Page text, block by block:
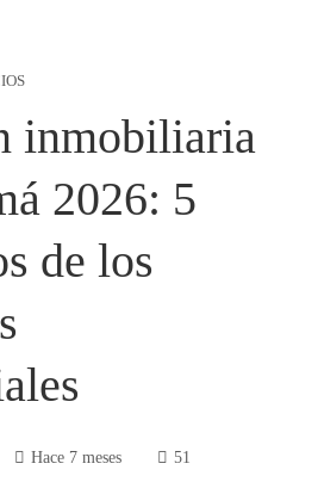
inmobiliaria
2026: 5
de los
Hace 7 meses 51